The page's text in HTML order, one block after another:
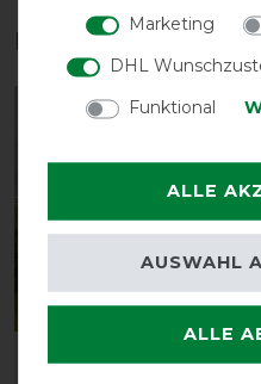
Das perfekte
Neu
Kentucky Horsewear
Marketing
DHL
Funktional
ALLE
ALLE
AUSWAHL